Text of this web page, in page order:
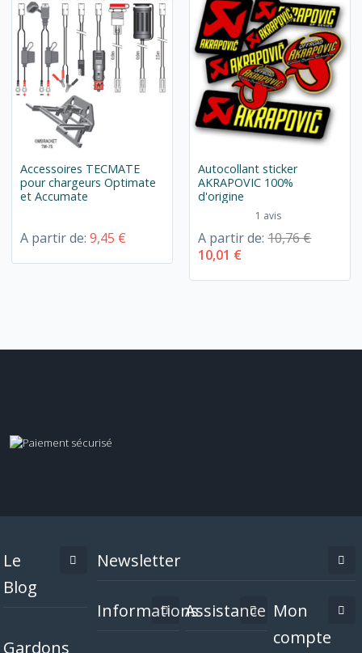
Accessoires TECMATE
pour chargeurs Optimate
et Accumate
A partir de:9,45 €
Autocollant sticker
AKRAPOVIC 100%
d'origine
1 avis
A partir de:10,76 €
10,01 €
Le
Blog
Gardons
Newsletter
InformationsAssistance Mon
compte